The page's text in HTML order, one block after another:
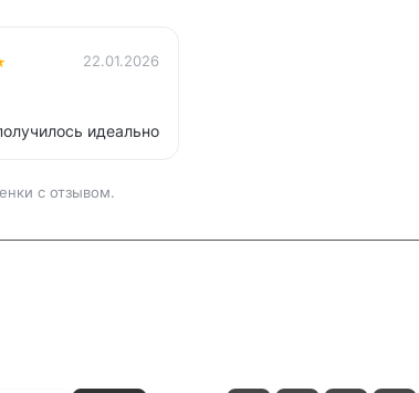
22.01.2026
идеально
с отзывом.